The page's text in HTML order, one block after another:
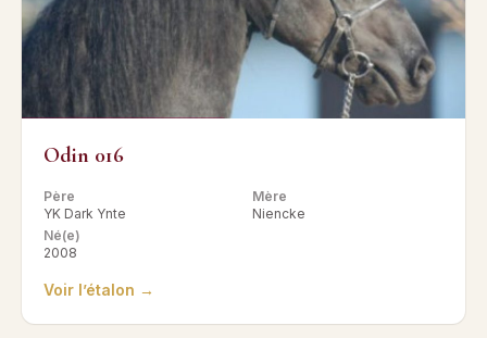
Odin 016
Père
YK Dark Ynte
Mère
Niencke
Né(e)
2008
Voir l’étalon →